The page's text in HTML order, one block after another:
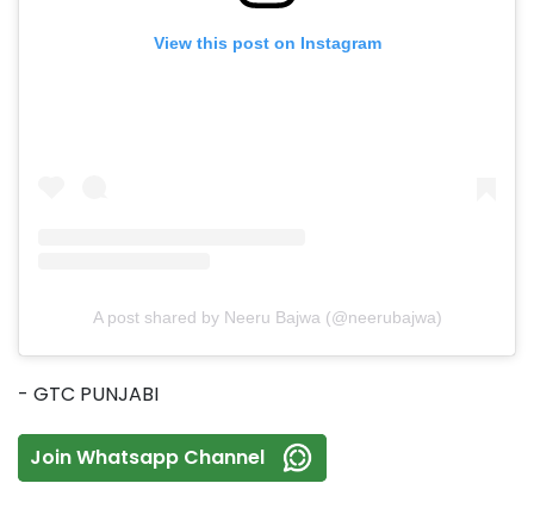
View this post on Instagram
A post shared by Neeru Bajwa (@neerubajwa)
- GTC PUNJABI
Join Whatsapp Channel